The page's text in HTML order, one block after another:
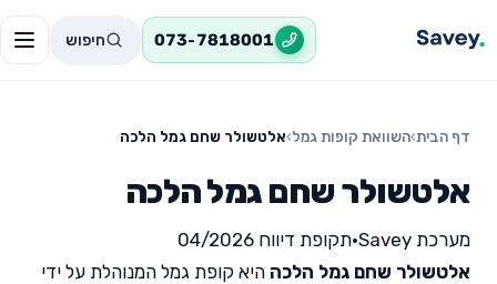
073-7818001 חיפוש
דף הבית›השוואת קופות גמל›אלטשולר שחם גמל הלכה
אלטשולר שחם גמל הלכה
מערכת Savey •תקופת דיווח 04/2026
אלטשולר שחם גמל הלכה היא קופת גמל המנוהלת על ידי